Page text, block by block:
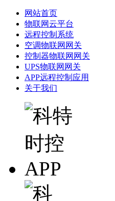
网站首页
物联网云平台
远程控制系统
空调物联网网关
控制器物联网网关
UPS物联网网关
APP远程控制应用
关于我们